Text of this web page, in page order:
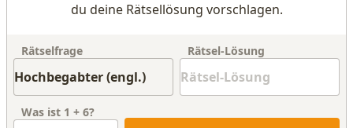
du deine Rätsellösung vorschlagen.
Rätselfrage Rätsel-Lösung
Was ist 1 + 6?